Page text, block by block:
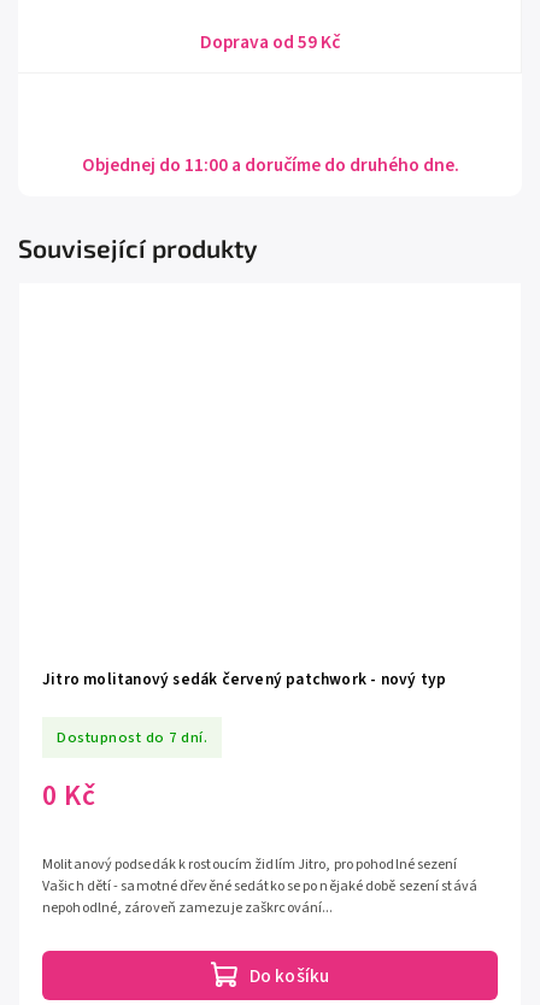
Doprava od 59 Kč
Objednej do 11:00 a doručíme do druhého dne.
Související produkty
Jitro molitanový sedák červený patchwork - nový typ
Dostupnost do 7 dní.
0 Kč
Do košíku
Molitanový podsedák k rostoucím židlím Jitro, pro pohodlné sezení
Vašich dětí - samotné dřevěné sedátko se po nějaké době sezení stává
nepohodlné, zároveň zamezuje zaškrcování...